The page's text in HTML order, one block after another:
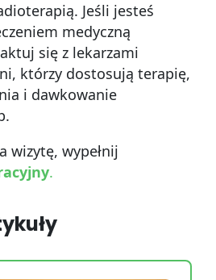
Jeśli jesteś
medyczną
się z lekarzami
którzy dostosują terapię,
i dawkowanie
wizytę, wypełnij
.